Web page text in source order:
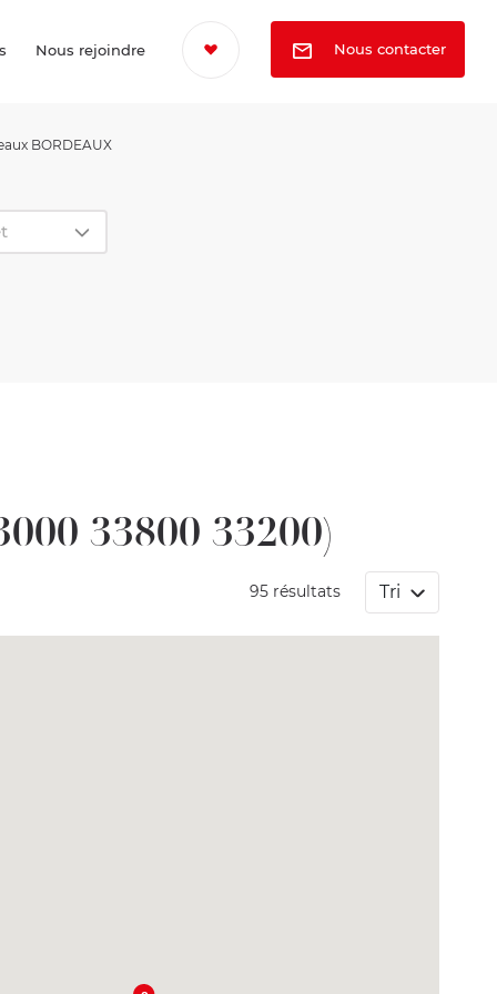
Nous rejoindre Nous contacter
BORDEAUX
33800 33200)
95 résultats Tri